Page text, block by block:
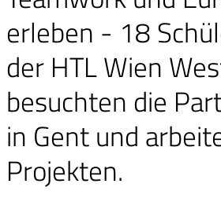
erleben - 18
der HTL Wien
besuchten die
in Gent und
Projekten.